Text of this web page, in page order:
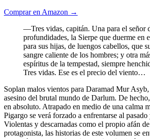
Comprar en Amazon →
—Tres vidas, capitán. Una para el señor
profundidades, la Sierpe que duerme en
para sus hijas, de luengos cabellos, que
sangre caliente de los hombres; y otra
espíritus de la tempestad, siempre
Tres vidas. Ese es el precio del viento…
Soplan malos vientos para Daramad Mur
asesino del brutal mundo de Darlum. De
en absoluto. Atrapado en medio de una calma
Pigargo se verá forzado a enfrentarse al pasado
Violentas y descarnadas como el propio afán
protagonista, las historias de este volumen se